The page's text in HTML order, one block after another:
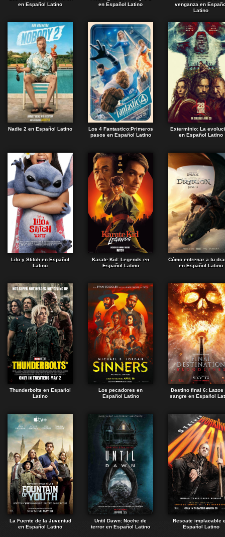
en Español Latino
en Español Latino
venganza en
Latino
Nadie 2 en Español Latino
Los 4 Fantastico:Primeros
pasos en Español Latino
Exterminio: La
en Español Latino
Lilo y Stitch en Español
Latino
Karate Kid: Legends en
Español Latino
Cómo entrenar a tu
en Español Latino
Thunderbolts en Español
Latino
Los pecadores en
Español Latino
Destino final 6: Lazos
sangre en Español
La Fuente de la Juventud
en Español Latino
Until Dawn: Noche de
terror en Español Latino
Rescate implacable
Español Latino